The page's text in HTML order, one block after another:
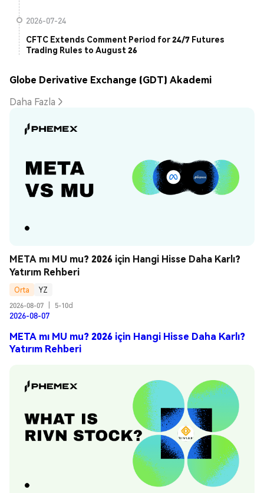
2026-07-24
CFTC Extends Comment Period for 24/7 Futures
Trading Rules to August 26
Globe Derivative Exchange (GDT) Akademi
Daha Fazla
META mı MU mu? 2026 için Hangi Hisse Daha Karlı?
Yatırım Rehberi
Orta
YZ
2026-08-07
5-10d
2026-08-07
META mı MU mu? 2026 için Hangi Hisse Daha Karlı?
Yatırım Rehberi